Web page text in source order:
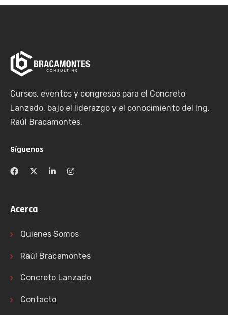
Cursos, eventos y congresos para el Concreto
Lanzado, bajo el liderazgo y el conocimiento del Ing.
Raúl Bracamontes.
Síguenos
Acerca
Quienes Somos
Raúl Bracamontes
Concreto Lanzado
Contacto